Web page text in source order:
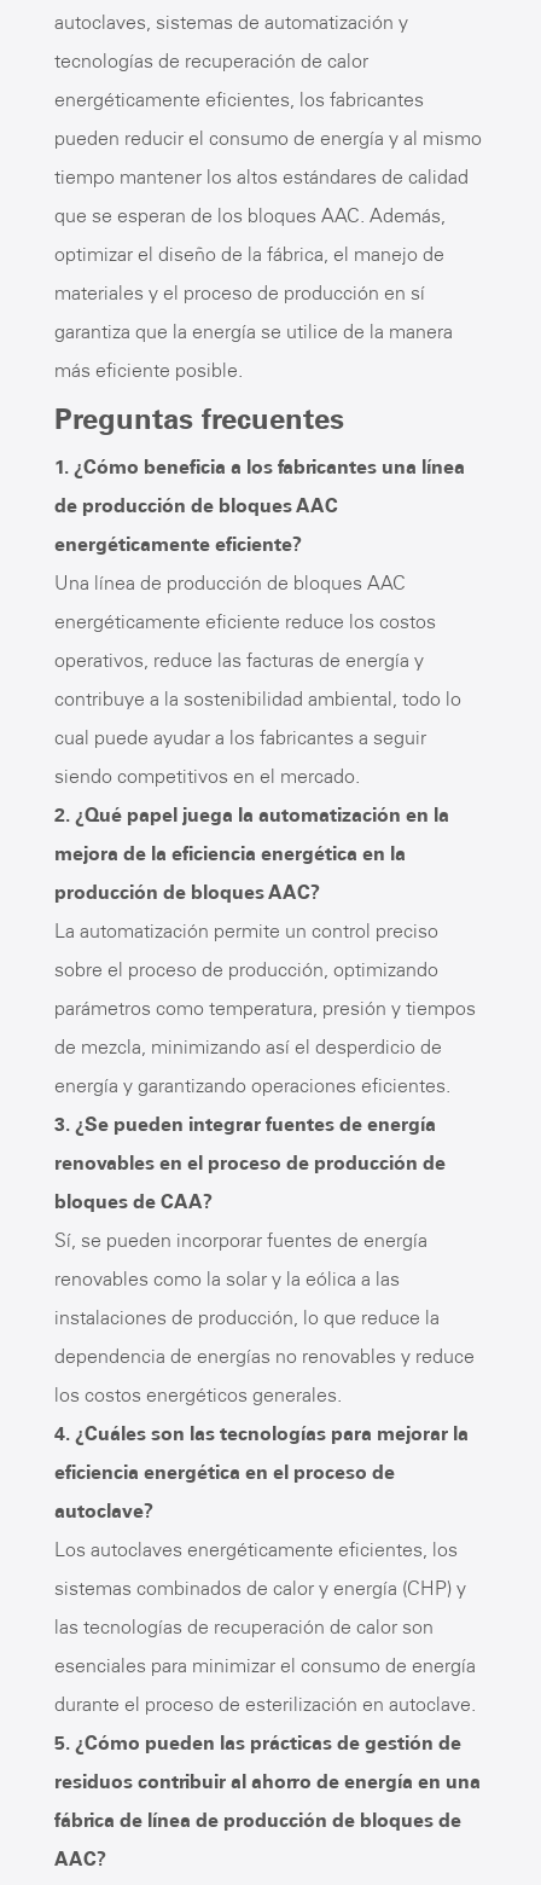
autoclaves, sistemas de automatización y
tecnologías de recuperación de calor
energéticamente eficientes, los fabricantes
pueden reducir el consumo de energía y al mismo
tiempo mantener los altos estándares de calidad
que se esperan de los bloques AAC. Además,
optimizar el diseño de la fábrica, el manejo de
materiales y el proceso de producción en sí
garantiza que la energía se utilice de la manera
más eficiente posible.
Preguntas frecuentes
1. ¿Cómo beneficia a los fabricantes una línea
de producción de bloques AAC
energéticamente eficiente?
Una línea de producción de bloques AAC
energéticamente eficiente reduce los costos
operativos, reduce las facturas de energía y
contribuye a la sostenibilidad ambiental, todo lo
cual puede ayudar a los fabricantes a seguir
siendo competitivos en el mercado.
2. ¿Qué papel juega la automatización en la
mejora de la eficiencia energética en la
producción de bloques AAC?
La automatización permite un control preciso
sobre el proceso de producción, optimizando
parámetros como temperatura, presión y tiempos
de mezcla, minimizando así el desperdicio de
energía y garantizando operaciones eficientes.
3. ¿Se pueden integrar fuentes de energía
renovables en el proceso de producción de
bloques de CAA?
Sí, se pueden incorporar fuentes de energía
renovables como la solar y la eólica a las
instalaciones de producción, lo que reduce la
dependencia de energías no renovables y reduce
los costos energéticos generales.
4. ¿Cuáles son las tecnologías para mejorar la
eficiencia energética en el proceso de
autoclave?
Los autoclaves energéticamente eficientes, los
sistemas combinados de calor y energía (CHP) y
las tecnologías de recuperación de calor son
esenciales para minimizar el consumo de energía
durante el proceso de esterilización en autoclave.
5. ¿Cómo pueden las prácticas de gestión de
residuos contribuir al ahorro de energía en una
fábrica de línea de producción de bloques de
AAC?